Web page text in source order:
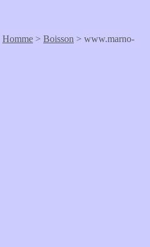
Homme > Boisson > www.marno-